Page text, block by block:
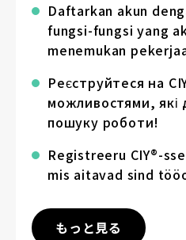
Daftarkan akun
fungsi-fungsi yang
menemukan
Реєструйтеся на
можливостями,
пошуку роботи!
Registreeru CIY®-
mis aitavad sind
もっと見る